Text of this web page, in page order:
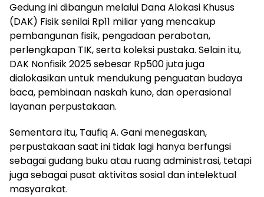
Gedung ini dibangun melalui Dana Alokasi Khusus
(DAK) Fisik senilai Rp11 miliar yang mencakup
pembangunan fisik, pengadaan perabotan,
perlengkapan TIK, serta koleksi pustaka. Selain itu,
DAK Nonfisik 2025 sebesar Rp500 juta juga
dialokasikan untuk mendukung penguatan budaya
baca, pembinaan naskah kuno, dan operasional
layanan perpustakaan.
Sementara itu, Taufiq A. Gani menegaskan,
perpustakaan saat ini tidak lagi hanya berfungsi
sebagai gudang buku atau ruang administrasi, tetapi
juga sebagai pusat aktivitas sosial dan intelektual
masyarakat.